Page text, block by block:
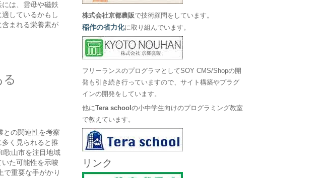
は、雲母や磁鉄
しているかもし
まれる栄養素が
との関連性を考察
く見られると推
歌山市を注目地域
た可能性を示唆
で重要な手がかり
株式会社京都農販で技術顧問をしています。
稲作の省力化に取り組んでいます。
フリーランスのプログラマとしてSOY CMS/Shopの開
発も引き続き行っていますので、サイト構築やプラグ
インの開発をしています。
他にTera schoolの小中学生向けのプログラミング教室
で教えています。
リンク